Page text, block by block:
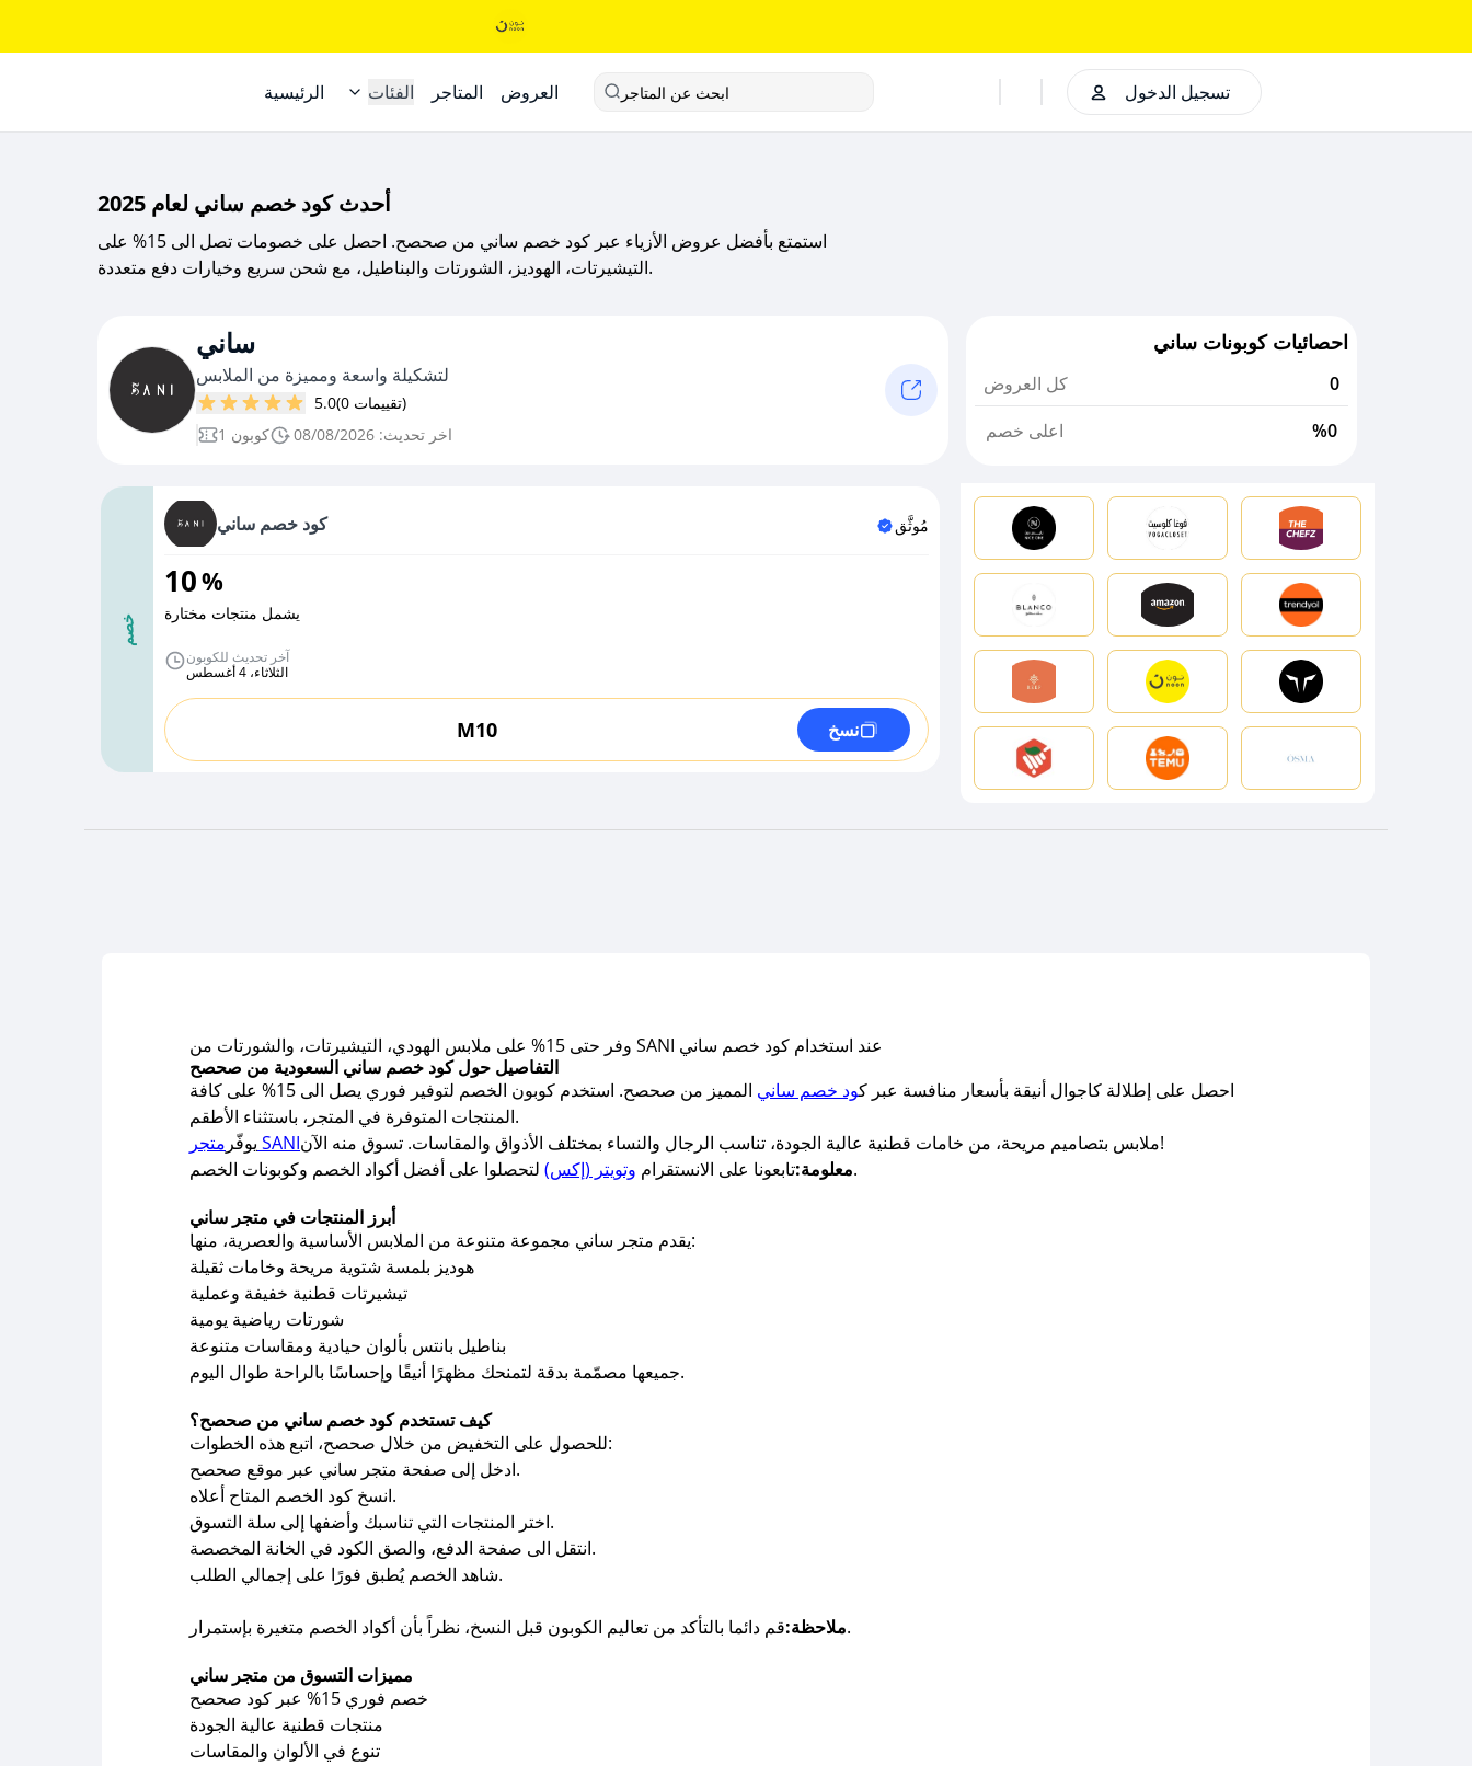
الرئيسية الفئات المتاجر العروض ابحث عن المتاجر تسجيل الدخول
أحدث كود خصم ساني لعام 2025
استمتع بأفضل عروض الأزياء عبر كود خصم ساني من صحصح. احصل على خصومات تصل الى 15% على
التيشيرتات، الهوديز، الشورتات والبناطيل، مع شحن سريع وخيارات دفع متعددة.
ساني
لتشكيلة واسعة ومميزة من الملابس
5.0
(0 تقييمات)
1 كوبون
اخر تحديث: 08/08/2026
احصائيات كوبونات ساني
كل العروض
0
اعلى خصم
%0
خصم
كود خصم ساني مُوثَّق
10%
يشمل منتجات مختارة
آخر تحديث للكوبون
الثلاثاء، 4 أغسطس
M10 نسخ
وفر حتى 15% على ملابس الهودي، التيشيرتات، والشورتات من SANI عند استخدام كود خصم ساني
التفاصيل حول كود خصم ساني السعودية من صحصح
احصل على إطلالة كاجوال أنيقة بأسعار منافسة عبر كود خصم ساني
المميز من صحصح. استخدم كوبون الخصم لتوفير فوري يصل الى 15% على كافة
المنتجات المتوفرة في المتجر، باستثناء الأطقم.
يوفّر متجر SANI
ملابس بتصاميم مريحة، من خامات قطنية عالية الجودة، تناسب الرجال والنساء بمختلف الأذواق والمقاسات. تسوق منه الآن!
معلومة:تابعونا على الانستقرام وتويتر (إكس)
لتحصلوا على أفضل أكواد الخصم وكوبونات الخصم.
أبرز المنتجات في متجر ساني
يقدم متجر ساني مجموعة متنوعة من الملابس الأساسية والعصرية، منها:
هوديز بلمسة شتوية مريحة وخامات ثقيلة
تيشيرتات قطنية خفيفة وعملية
شورتات رياضية يومية
بناطيل بانتس بألوان حيادية ومقاسات متنوعة
جميعها مصمّمة بدقة لتمنحك مظهرًا أنيقًا وإحساسًا بالراحة طوال اليوم.
كيف تستخدم كود خصم ساني من صحصح؟
للحصول على التخفيض من خلال صحصح، اتبع هذه الخطوات:
ادخل إلى صفحة متجر ساني عبر موقع صحصح.
انسخ كود الخصم المتاح أعلاه.
اختر المنتجات التي تناسبك وأضفها إلى سلة التسوق.
انتقل الى صفحة الدفع، والصق الكود في الخانة المخصصة.
شاهد الخصم يُطبق فورًا على إجمالي الطلب.
ملاحظة:قم دائما بالتأكد من تعاليم الكوبون قبل النسخ، نظراً بأن أكواد الخصم متغيرة بإستمرار.
مميزات التسوق من متجر ساني
منتجات قطنية عالية الجودة
تنوع في الألوان والمقاسات